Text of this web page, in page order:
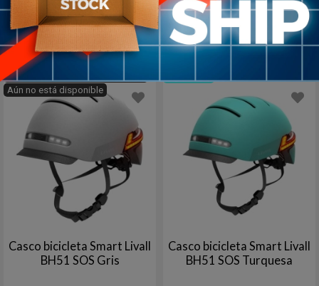
USD 129
Negro
159
Aún no está disponible
Casco bicicleta Smart Livall
BH51 SOS Gris
Casco bicicleta Smart Livall
BH51 SOS Turquesa